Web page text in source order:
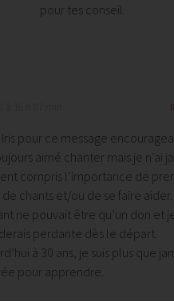
pour tes conseil.
Iris pour ce message
aimé chanter mais je n’ai
compris l’importance de
de chants et/ou de se faire
ne pouvait être qu’un don et
perdante dès le départ.
à 30 ans, je suis plus que
pour apprendre.